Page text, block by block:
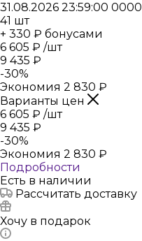
31.08.2026 23:59:00 0000
41 шт
+ 330 ₽ бонусами
6 605 ₽ /шт
9 435 ₽
-30%
Экономия 2 830 ₽
Варианты цен
6 605 ₽ /шт
9 435 ₽
-30%
Экономия 2 830 ₽
Подробности
Есть в наличии
Рассчитать доставку
Хочу в подарок